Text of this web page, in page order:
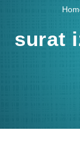
surat